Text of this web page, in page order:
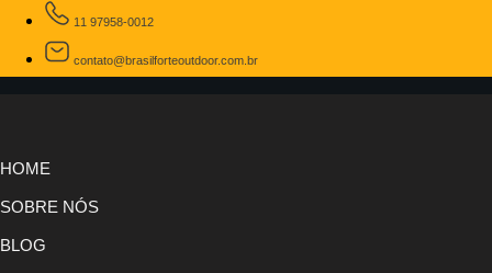
11 97958-0012
contato@brasilforteoutdoor.com.br
HOME
SOBRE NÓS
BLOG